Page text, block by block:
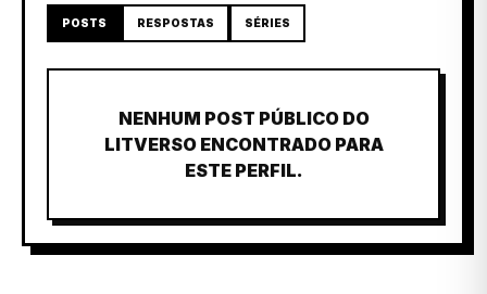
POSTS RESPOSTAS SÉRIES
NENHUM POST PÚBLICO DO
LITVERSO ENCONTRADO PARA
ESTE PERFIL.